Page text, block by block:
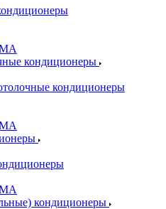
кондиционеры
кондиционеры
кондиционеры